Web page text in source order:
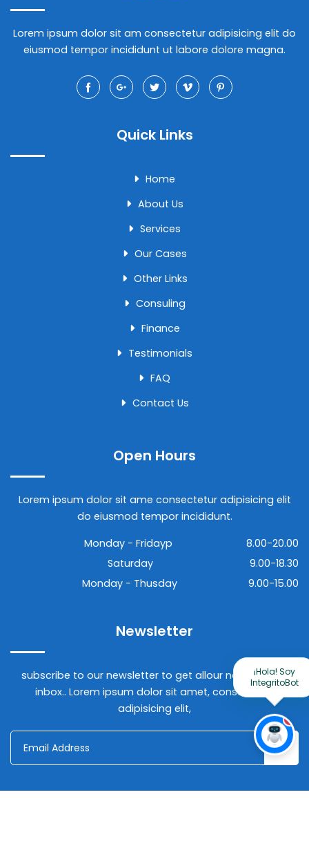
Lorem ipsum dolor sit am consectetur adipisicing elit do
eiusmod tempor incididunt ut labore dolore magna.
Quick Links
Home
About Us
Services
Our Cases
Other Links
Consuling
Finance
Testimonials
FAQ
Contact Us
Open Hours
Lorem ipsum dolor sit ame consectetur adipisicing elit
do eiusmod tempor incididunt.
Monday - Fridayp
8.00-20.00
Saturday
9.00-18.30
Monday - Thusday
9.00-15.00
Newsletter
subscribe to our newsletter to get allour news in your
inbox.. Lorem ipsum dolor sit amet, consectetur
adipisicing elit,
¡Hola! Soy
IntegritoBot
!